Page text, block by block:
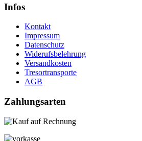
Infos
Kontakt
Impressum
Datenschutz
Widerufsbelehrung
Versandkosten
Tresortransporte
AGB
Zahlungsarten